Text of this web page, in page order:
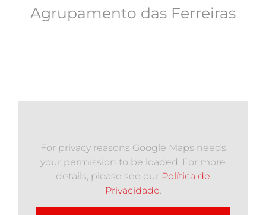
Agrupamento das Ferreiras
For privacy reasons Google Maps needs
your permission to be loaded. For more
details, please see our Política de
Privacidade